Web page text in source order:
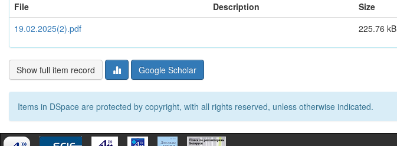
File
Description Size
19.02.2025(2).pdf
225.76 kB
Show full item record Google Scholar
Items in DSpace are protected by copyright, with all rights reserved, unless otherwise indicated.